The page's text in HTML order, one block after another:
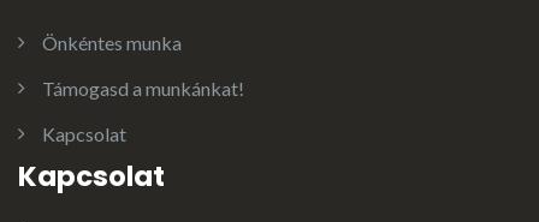
Önkéntes munka
Támogasd a munkánkat!
Kapcsolat
Kapcsolat